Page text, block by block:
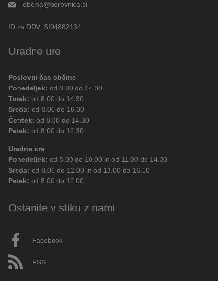
obcina@borovnica.si
ID za DDV: SI94882134
Uradne ure
Poslovni čas občine
Ponedeljek: od 8.00 do 14.30
Torek: od 8.00 do 14.30
Sreda: od 8.00 do 16.30
Četrtek: od 8.00 do 14.30
Petek: od 8.00 do 12.30
Uradne ure
Ponedeljek: od 8.00 do 10.00 in od 11.00 do 14.30
Sreda: od 8.00 do 12.00 in od 13.00 do 16.30
Petek: od 8.00 do 12.00
Ostanite v stiku z nami
Facebook
RSS